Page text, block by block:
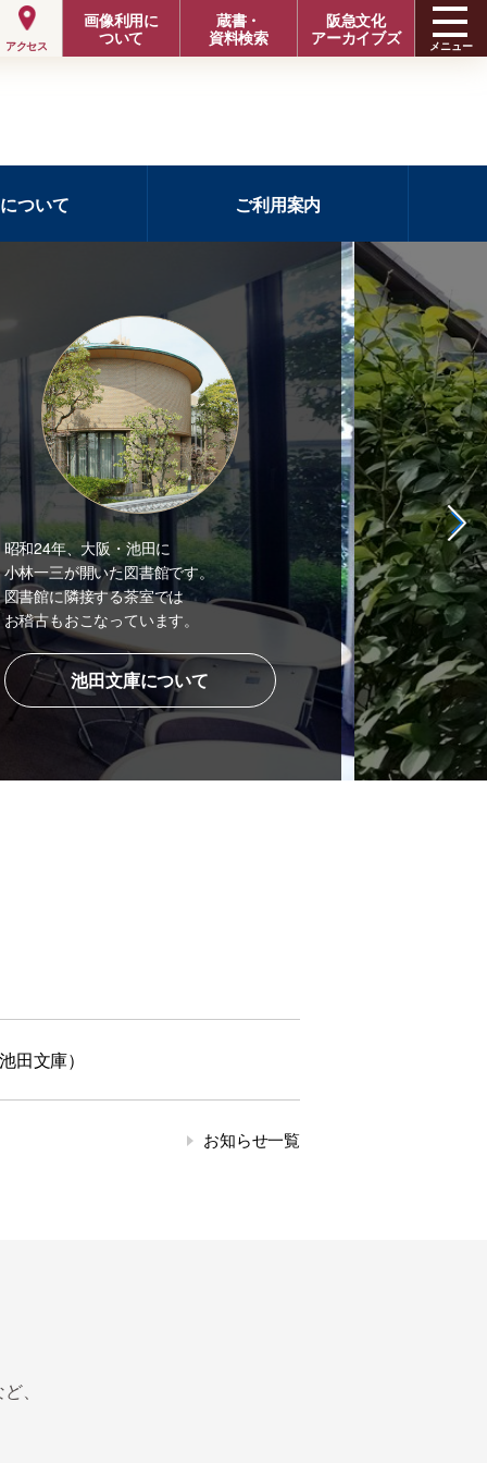
アクセス
画像利用に
ついて
蔵書・
資料検索
阪急文化
アーカイブズ
メニュー
ついて ご利用案内
昭和24年、大阪・池田に
小林一三が開いた図書館です。
図書館に隣接する茶室では
お稽古もおこなっています。
池田文庫について
田文庫）
お知らせ一覧
、